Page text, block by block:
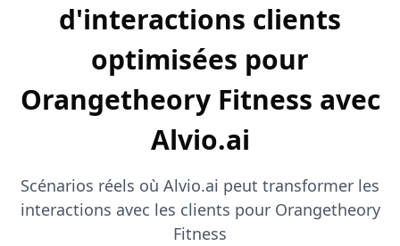
d'interactions clients
optimisées pour
Orangetheory Fitness avec
Alvio.ai
Scénarios réels où Alvio.ai peut transformer les
interactions avec les clients pour Orangetheory
Fitness